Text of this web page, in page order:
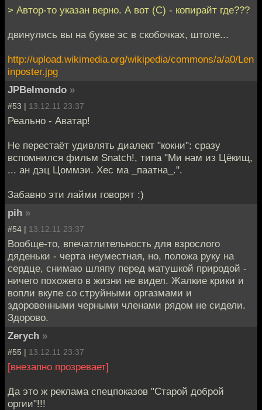
> Автор-то указан верно. А вот (С) - копирайт где???
двинулись вы на букве эс в скобочках, штоле...
http://upload.wikimedia.org/wikipedia/commons/a/a0/Len
inposter.jpg
JPBelmondo »
#53 | 13.12.11 23:37
Реально - Аватар!
Не перестаёт удивлять диалект "кокни": сразу
вспомнился фильм Snatch!, типа "Ми нам из Цёкищ,
... ан дэц Цоммэи. Хес ма _паатна_.".
Забавно эти лайми говорят :)
pih »
#54 | 13.12.11 23:37
Вообще-то, впечатлительность для взрослого
дяденьки - черта неуместная, но, положа руку на
сердце, снимаю шляпу перед матушкой природой -
ничего похожего в жизни не видел. Жалкие крики и
вопли вкупе со струйными оргазмами и
здоровенными черными членами рядом не сидели.
Здорово.
Zerych »
#55 | 13.12.11 23:37
[внезапно прозревает]
Да это ж реклама спецпоказов "Старой доброй
оргии"!!!